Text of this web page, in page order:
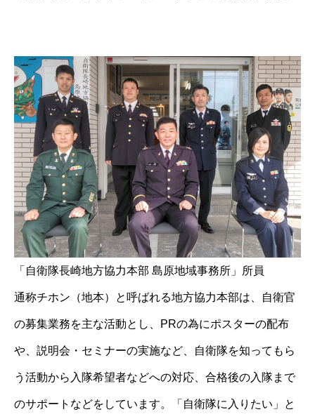
「自衛隊長崎地方協力本部 島原地域事務所」所員
通称チホン（地本）と呼ばれる地方協力本部は、自衛官
の募集業務を主な活動とし、PRの為にポスターの配布
や、説明会・セミナーの実施など、自衛隊を知ってもら
う活動から入隊希望者などへの対応、合格後の入隊まで
のサポートなどをしています。「自衛隊に入りたい」と